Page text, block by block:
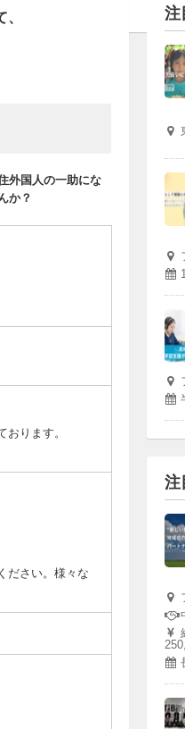
外国人の一助にな
か？
ります。
ださい。様々な
注
注